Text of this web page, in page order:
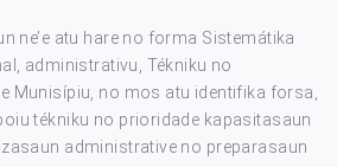
ne’e atu hare no forma Sistemátika
administrativu, Tékniku no
Munisípiu, no mos atu identifika forsa,
tékniku no prioridade kapasitasaun
administrative no preparasaun